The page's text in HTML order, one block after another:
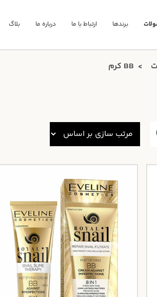
برندها ارتباط با ما درباره ما بلاگ
BB کرم